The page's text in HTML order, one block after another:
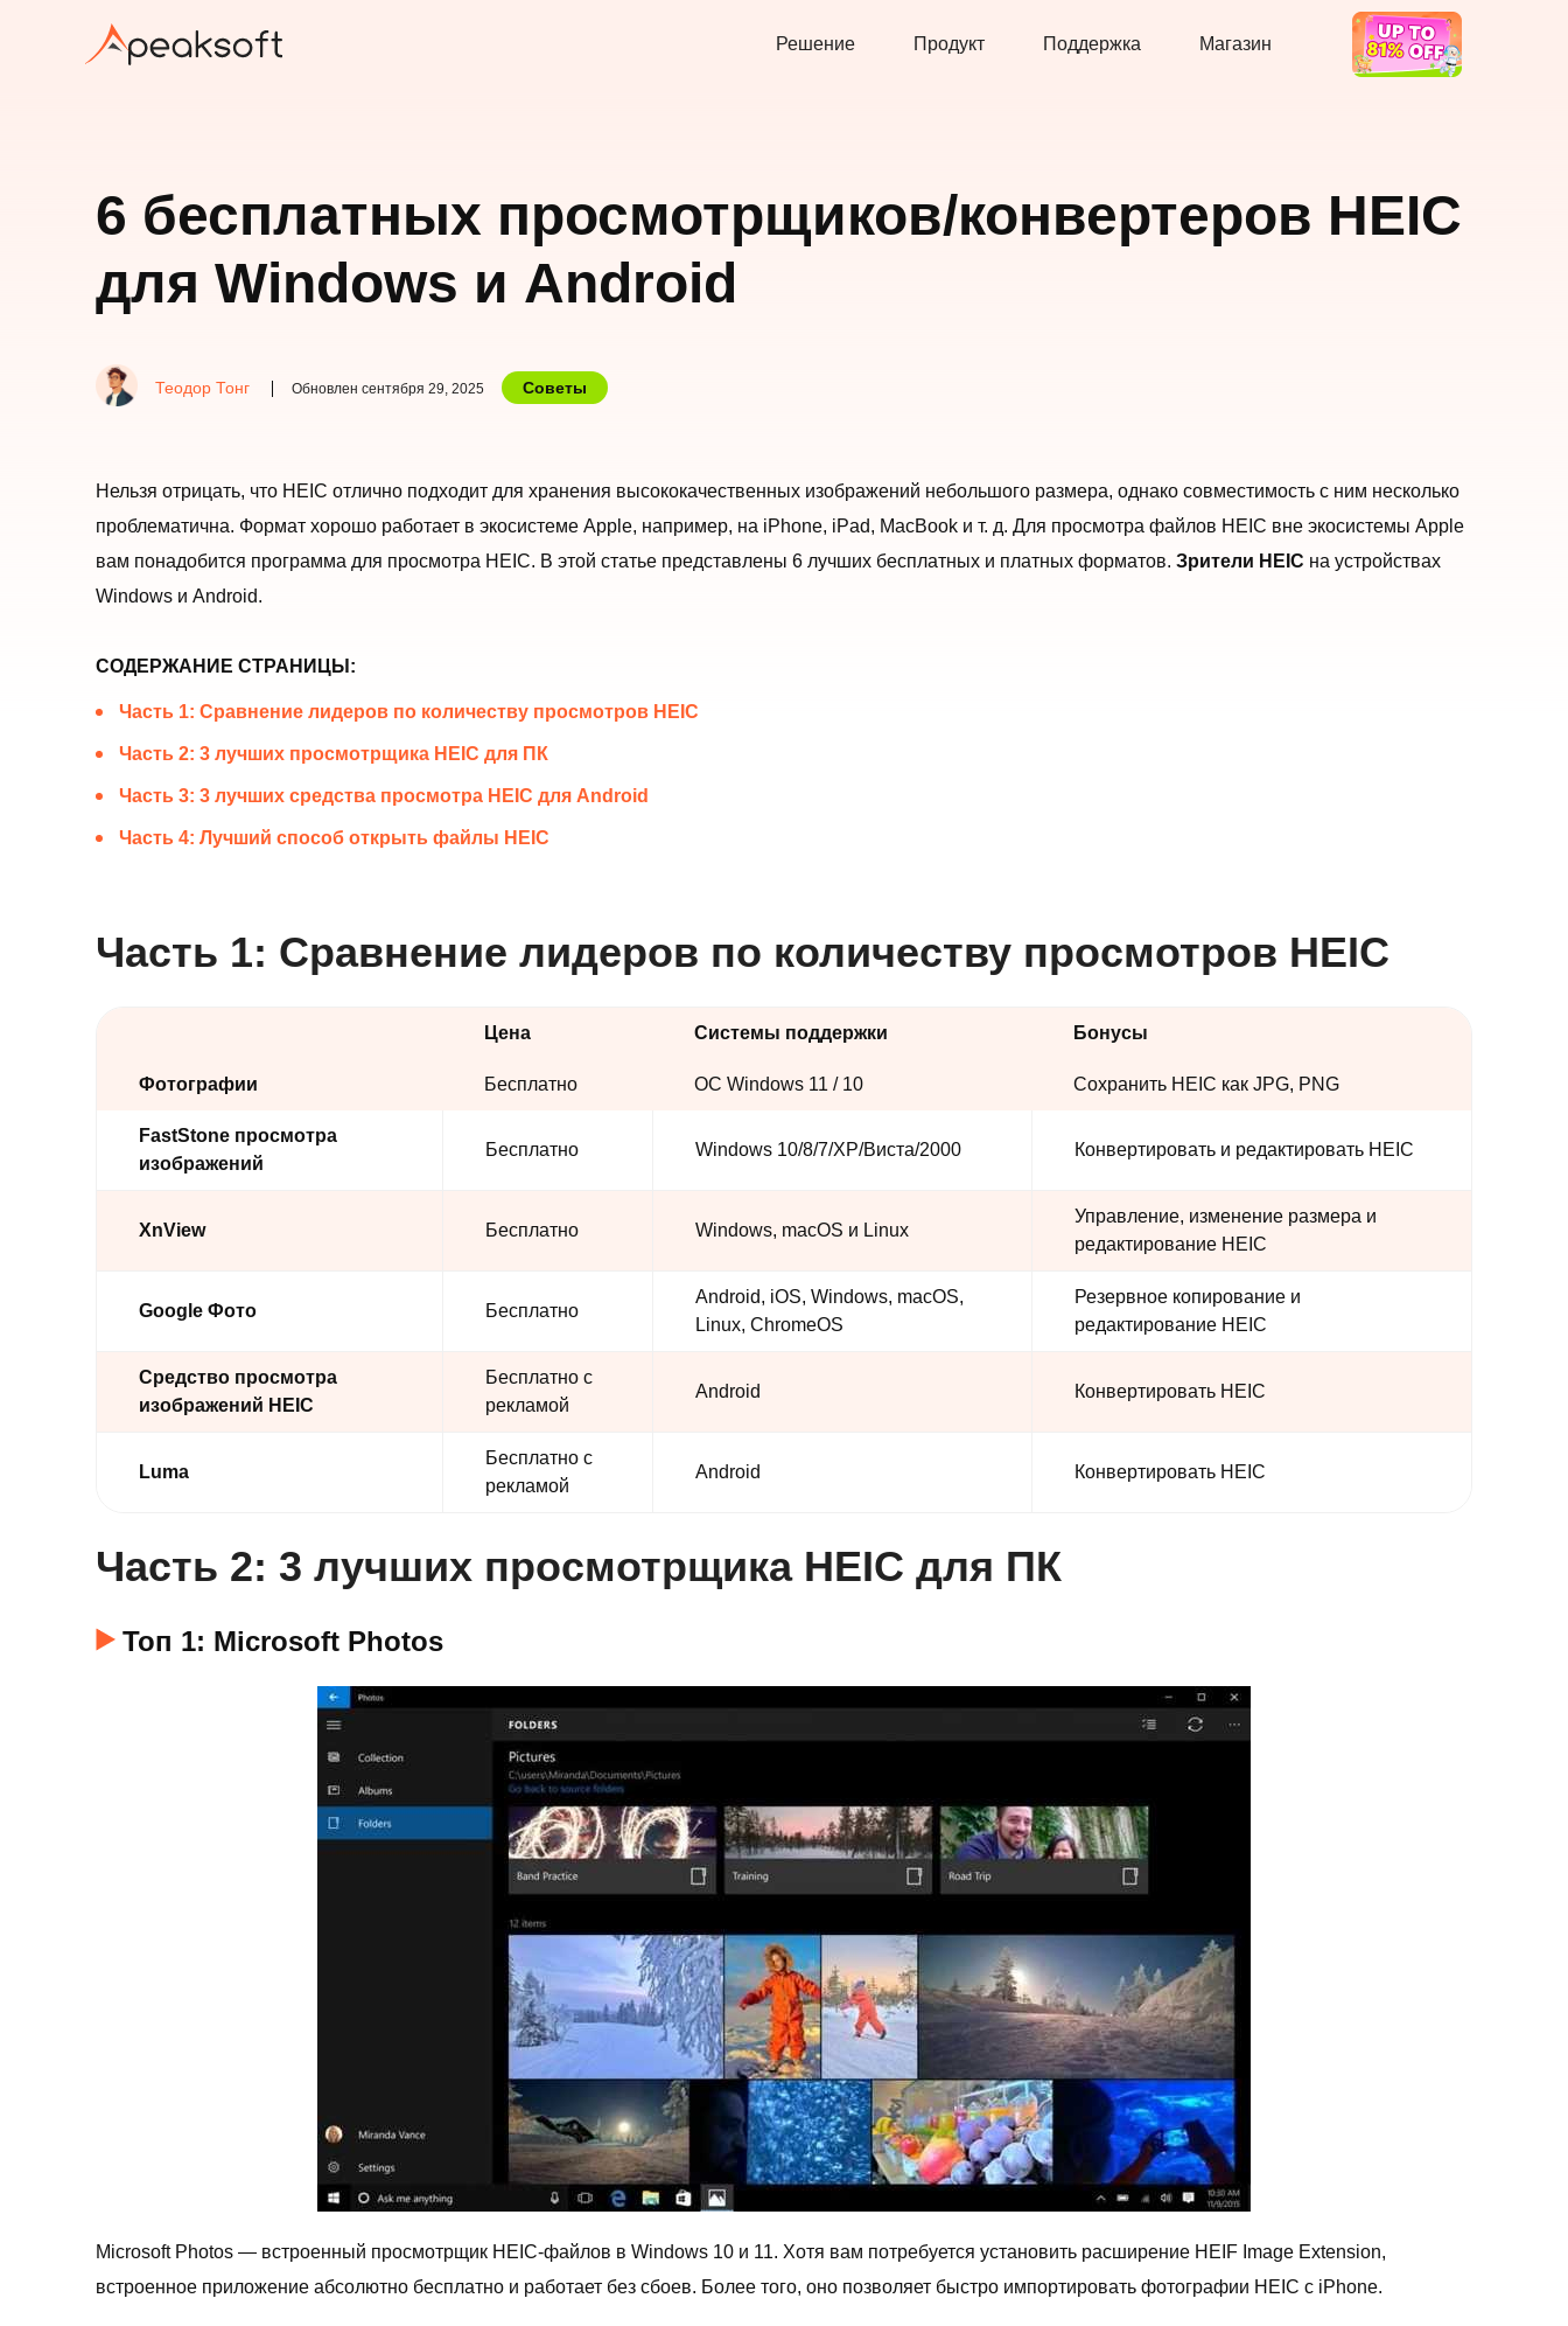
Решение Продукт Поддержка Магазин
Горячая Сделка
6 бесплатных просмотрщиков/конвертеров HEIC
для Windows и Android
Теодор Тонг Обновлен сентября 29, 2025 Советы
Нельзя отрицать, что HEIC отлично подходит для хранения высококачественных изображений небольшого размера, однако совместимость с ним несколько
проблематична. Формат хорошо работает в экосистеме Apple, например, на iPhone, iPad, MacBook и т. д. Для просмотра файлов HEIC вне экосистемы Apple
вам понадобится программа для просмотра HEIC. В этой статье представлены 6 лучших бесплатных и платных форматов. Зрители HEIC на устройствах
Windows и Android.
СОДЕРЖАНИЕ СТРАНИЦЫ:
Часть 1: Сравнение лидеров по количеству просмотров HEIC
Часть 2: 3 лучших просмотрщика HEIC для ПК
Часть 3: 3 лучших средства просмотра HEIC для Android
Часть 4: Лучший способ открыть файлы HEIC
Часть 1: Сравнение лидеров по количеству просмотров HEIC
Цена Системы поддержки Бонусы
Фотографии Бесплатно ОС Windows 11 / 10 Сохранить HEIC как JPG, PNG
FastStone просмотра
изображений
Бесплатно Windows 10/8/7/XP/Виста/2000 Конвертировать и редактировать HEIC
XnView Бесплатно Windows, macOS и Linux
Управление, изменение размера и
редактирование HEIC
Google Фото Бесплатно
Android, iOS, Windows, macOS,
Linux, ChromeOS
Резервное копирование и
редактирование HEIC
Средство просмотра
изображений HEIC
Бесплатно с
рекламой
Android Конвертировать HEIC
Luma
Бесплатно с
рекламой
Android Конвертировать HEIC
Часть 2: 3 лучших просмотрщика HEIC для ПК
Топ 1: Microsoft Photos
Microsoft Photos — встроенный просмотрщик HEIC-файлов в Windows 10 и 11. Хотя вам потребуется установить расширение HEIF Image Extension,
встроенное приложение абсолютно бесплатно и работает без сбоев. Более того, оно позволяет быстро импортировать фотографии HEIC с iPhone.